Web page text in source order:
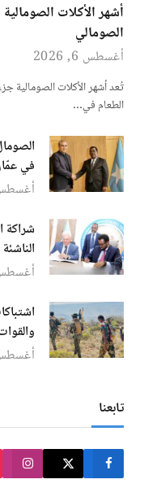
الصومالي
أغسطس 6, 2026
تُعد أشهر الأكلات الصومالية
الطعام في…
في
أغسطس 5,
أغسطس 5,
أغسطس 5,
تابعنا